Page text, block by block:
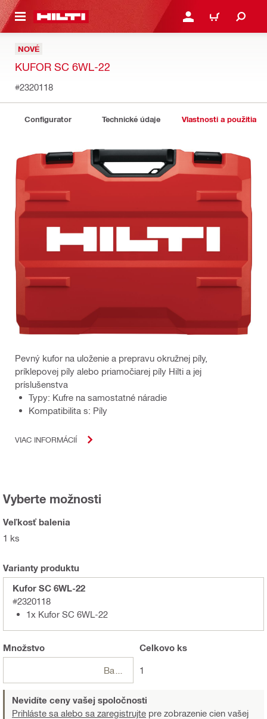
HLAVNÝ OBSAH PRIHLÁSIŤ ALEBO
KOŠÍK
NOVÉ
KUFOR SC 6WL-22
#2320118
Configurator Technické údaje Vlastnosti a použitia
Pevný kufor na uloženie a prepravu okružnej píly,
príklepovej píly alebo priamočiarej píly Hilti a jej
príslušenstva
Typy: Kufre na samostatné náradie
Kompatibilita s: Píly
VIAC INFORMÁCIÍ
Vyberte možnosti
Veľkosť balenia
1 ks
Varianty produktu
Kufor SC 6WL-22
#2320118
1x Kufor SC 6WL-22
Množstvo Celkovo ks
1
Nevidíte ceny vašej spoločnosti
Prihláste sa alebo sa zaregistrujte pre zobrazenie cien vašej